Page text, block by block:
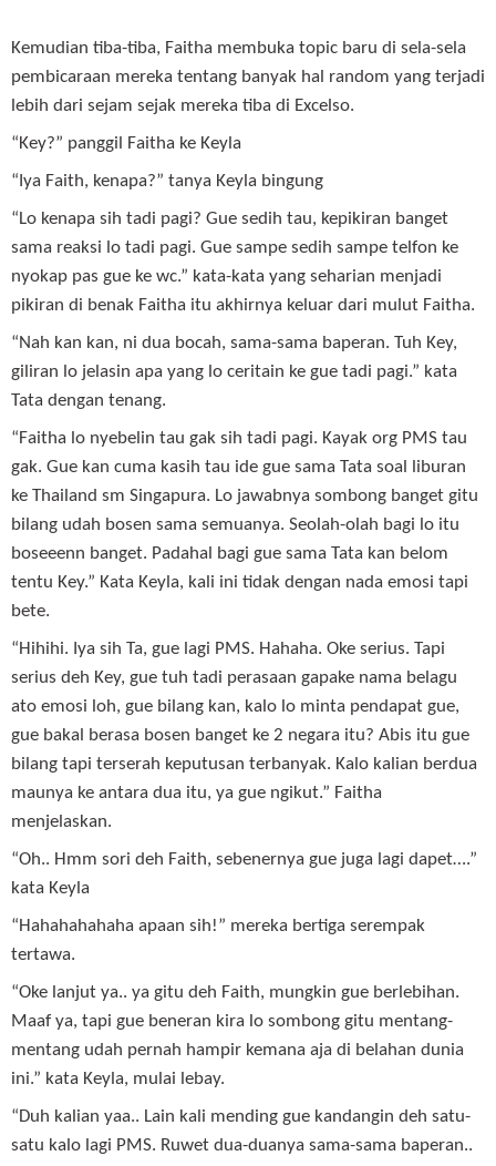
Kemudian tiba-tiba, Faitha membuka topic baru di sela-sela
pembicaraan mereka tentang banyak hal random yang terjadi
lebih dari sejam sejak mereka tiba di Excelso.
“Key?” panggil Faitha ke Keyla
“Iya Faith, kenapa?” tanya Keyla bingung
“Lo kenapa sih tadi pagi? Gue sedih tau, kepikiran banget
sama reaksi lo tadi pagi. Gue sampe sedih sampe telfon ke
nyokap pas gue ke wc.” kata-kata yang seharian menjadi
pikiran di benak Faitha itu akhirnya keluar dari mulut Faitha.
“Nah kan kan, ni dua bocah, sama-sama baperan. Tuh Key,
giliran lo jelasin apa yang lo ceritain ke gue tadi pagi.” kata
Tata dengan tenang.
“Faitha lo nyebelin tau gak sih tadi pagi. Kayak org PMS tau
gak. Gue kan cuma kasih tau ide gue sama Tata soal liburan
ke Thailand sm Singapura. Lo jawabnya sombong banget gitu
bilang udah bosen sama semuanya. Seolah-olah bagi lo itu
boseeenn banget. Padahal bagi gue sama Tata kan belom
tentu Key.” Kata Keyla, kali ini tidak dengan nada emosi tapi
bete.
“Hihihi. Iya sih Ta, gue lagi PMS. Hahaha. Oke serius. Tapi
serius deh Key, gue tuh tadi perasaan gapake nama belagu
ato emosi loh, gue bilang kan, kalo lo minta pendapat gue,
gue bakal berasa bosen banget ke 2 negara itu? Abis itu gue
bilang tapi terserah keputusan terbanyak. Kalo kalian berdua
maunya ke antara dua itu, ya gue ngikut.” Faitha
menjelaskan.
“Oh.. Hmm sori deh Faith, sebenernya gue juga lagi dapet….”
kata Keyla
“Hahahahahaha apaan sih!” mereka bertiga serempak
tertawa.
“Oke lanjut ya.. ya gitu deh Faith, mungkin gue berlebihan.
Maaf ya, tapi gue beneran kira lo sombong gitu mentang-
mentang udah pernah hampir kemana aja di belahan dunia
ini.” kata Keyla, mulai lebay.
“Duh kalian yaa.. Lain kali mending gue kandangin deh satu-
satu kalo lagi PMS. Ruwet dua-duanya sama-sama baperan..